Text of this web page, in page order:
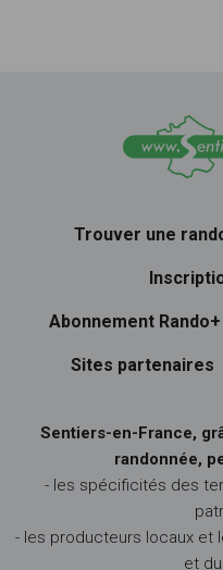
Trouver une
Abonnement Rando+
Sites partenaires
Sentiers-en-France,
randonnée,
- les spécificités des
- les producteurs locaux et
et